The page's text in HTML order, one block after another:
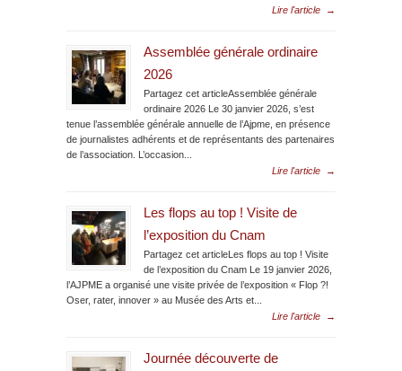
Lire l'article
→
Assemblée générale ordinaire
2026
Partagez cet articleAssemblée générale
ordinaire 2026 Le 30 janvier 2026, s’est
tenue l’assemblée générale annuelle de l’Ajpme, en présence
de journalistes adhérents et de représentants des partenaires
de l’association. L’occasion...
Lire l'article
→
Les flops au top ! Visite de
l’exposition du Cnam
Partagez cet articleLes flops au top ! Visite
de l’exposition du Cnam Le 19 janvier 2026,
l’AJPME a organisé une visite privée de l’exposition « Flop ?!
Oser, rater, innover » au Musée des Arts et...
Lire l'article
→
Journée découverte de